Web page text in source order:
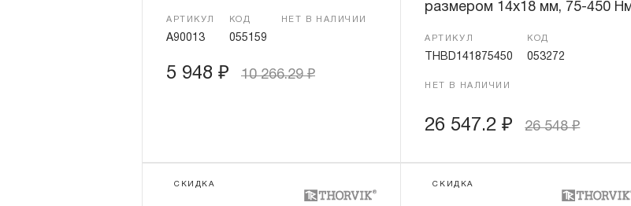
АРТИКУЛ
A90013
КОД
055159
НЕТ В НАЛИЧИИ
5 948 ₽ 10 266.29₽
размером 14х18 мм, 75-450
АРТИКУЛ
THBD141875450
КОД
053272
НЕТ В НАЛИЧИИ
26 547.2₽ 26 548₽
СКИДКА СКИДКА